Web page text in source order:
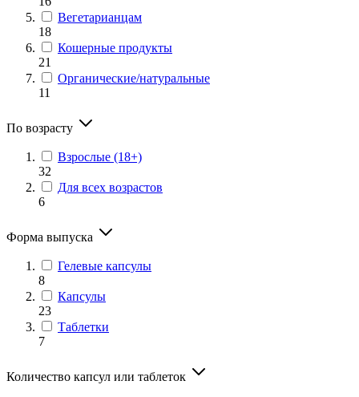
Вегетарианцам
18
Кошерные продукты
21
Органические/натуральные
11
По возрасту
Взрослые (18+)
32
Для всех возрастов
6
Форма выпуска
Гелевые капсулы
8
Капсулы
23
Таблетки
7
Количество капсул или таблеток